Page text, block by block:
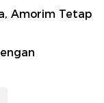
Amorim Tetap